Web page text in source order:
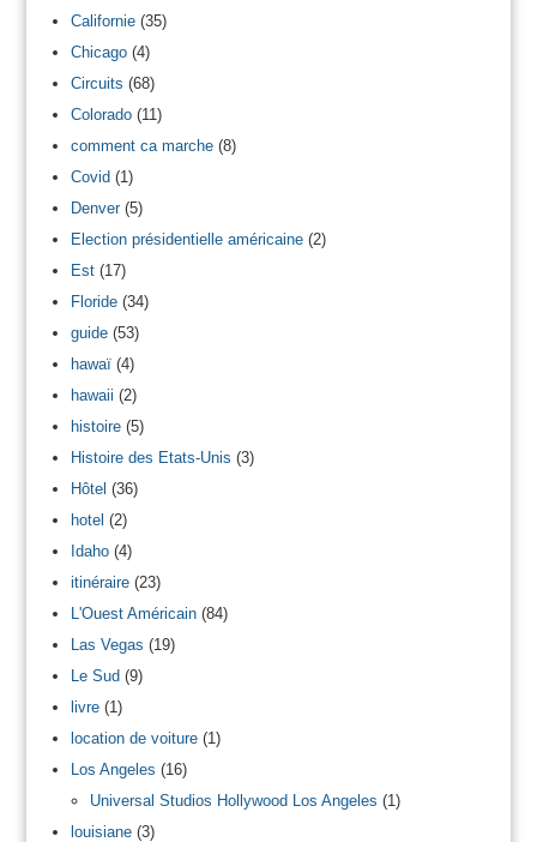
Californie(35)
Chicago(4)
Circuits (68)
Colorado(11)
comment ca marche(8)
Covid(1)
Denver(5)
Election présidentielle américaine(2)
Est(17)
Floride(34)
guide(53)
hawaï(4)
hawaii (2)
histoire(5)
Histoire des Etats-Unis (3)
Hôtel (36)
hotel (2)
Idaho(4)
itinéraire(23)
L'Ouest Américain(84)
Las Vegas (19)
Le Sud(9)
livre(1)
location de voiture(1)
Los Angeles (16)
Universal Studios Hollywood Los Angeles (1)
louisiane(3)